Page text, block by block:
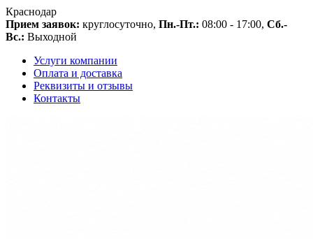
Краснодар
Прием заявок: круглосуточно, Пн.-Пт.: 08:00 - 17:00, Сб.-
Вс.: Выходной
Услуги компании
Оплата и доставка
Реквизиты и отзывы
Контакты